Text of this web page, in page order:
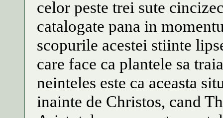
celor peste trei sute
catalogate pana in
scopurile acestei stiinte
care face ca plantele sa
neinteles este ca aceasta
inainte de Christos, cand